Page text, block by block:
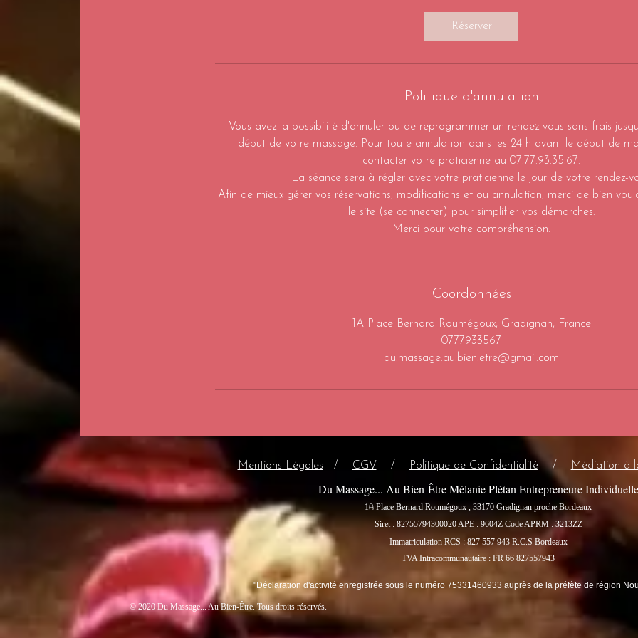
Réserver
Politique d'annulation
Vous avez la possibilité d'annuler ou de reprogrammer un rendez-vous sans frais
début de votre massage. Pour toute annulation dans les 24 h avant le début de
contacter votre praticienne au 07.77.93.35.67.
La séance sera à régler avec votre praticienne le jour de votre rendez-
Afin de mieux gérer vos réservations, modifications et ou annulation, merci de bien
le site (se connecter) pour simplifier vos démarches.
Merci pour votre compréhension.
Coordonnées
1A Place Bernard Roumégoux, Gradignan, France
0777933567
du.massage.au.bien.etre@gmail.com
Du Massage... Au Bien-Être Mélanie Plétan Entrepreneure Individuelle
1A Place Bernard Roumégoux , 33170 Gradignan proche Bordeaux
Siret : 82755794300020APE : 9604Z Code APRM : 3213ZZ
Immatriculation RCS : 827 557 943 R.C.S Bordeaux
TVA Intracommunautaire : FR 66 827557943
"Déclaration d'activité enregistrée sous le numéro 75331460933 auprès de la préfète de région
© 2020 Du Massage... Au Bien-Être. Tous droits réservés.
Mentions Légales / CGV / Politique de Confidentialité/ Médiation à